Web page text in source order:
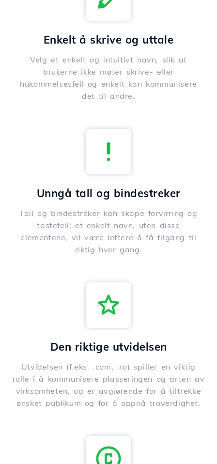
Enkelt å skrive og uttale
Velg et enkelt og intuitivt navn, slik at
brukerne ikke møter skrive- eller
hukommelsesfeil og enkelt kan kommunisere
det til andre.
Unngå tall og bindestreker
Tall og bindestreker kan skape forvirring og
tastefeil; et enkelt navn, uten disse
elementene, vil være lettere å få tilgang til
riktig hver gang.
Den riktige utvidelsen
Utvidelsen (f.eks. .com, .ro) spiller en viktig
rolle i å kommunisere plasseringen og arten av
virksomheten, og er avgjørende for å tiltrekke
ønsket publikum og for å oppnå troverdighet.